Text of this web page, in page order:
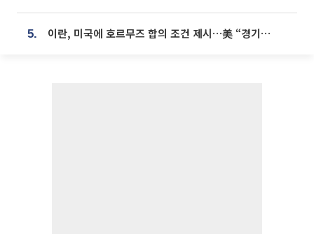
5. 이란, 미국에 호르무즈 합의 조건 제시…美 “경기 아직 안 끝나” [종합]